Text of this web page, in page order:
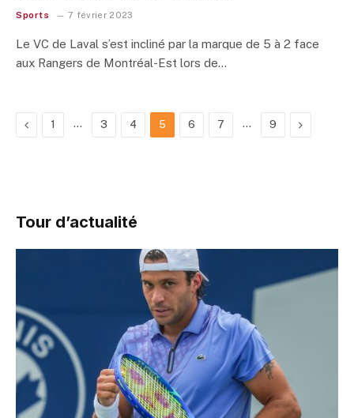
Sports 7 février 2023
Le VC de Laval s’est incliné par la marque de 5 à 2 face
aux Rangers de Montréal-Est lors de…
Previous
1 … 3 4 5 6 7 … 9 Next
Tour d’actualité